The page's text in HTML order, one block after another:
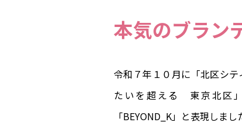
本気のブラン
令和７年１０月に「北区シ
たいを超える 東京北区
「BEYOND_K」と表現しまし